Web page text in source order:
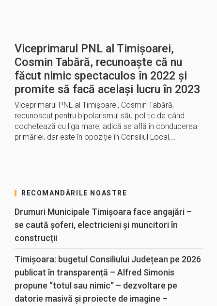
Viceprimarul PNL al Timișoarei,
Cosmin Tabără, recunoaște că nu
făcut nimic spectaculos în 2022 și
promite să facă același lucru în 2023
Viceprimarul PNL al Timișoarei, Cosmin Tabără,
recunoscut pentru bipolarismul său politic de când
cochetează cu liga mare, adică se află în conducerea
primăriei, dar este în opoziție în Consiliul Local,…
RECOMANDĂRILE NOASTRE
Drumuri Municipale Timișoara face angajări –
se caută șoferi, electricieni și muncitori în
construcții
Timișoara: bugetul Consiliului Județean pe 2026
publicat în transparență – Alfred Simonis
propune “totul sau nimic“ – dezvoltare pe
datorie masivă și proiecte de imagine –